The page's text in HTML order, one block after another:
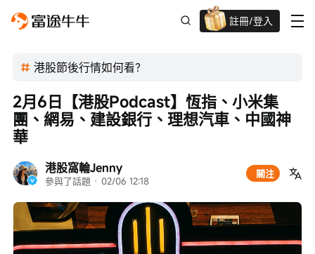
註冊/登入
迎新驚喜賞 股票/BTC等任你揀!
港股節後行情如何看？
港股窩輪Jenny
參與了話題 · 02/06 12:18
關注
2月6日【港股Podcast】恆指、小米集
團、網易、建設銀行、理想汽車、中國神
華